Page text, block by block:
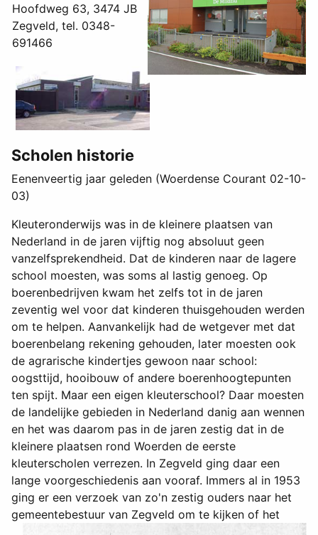
Hoofdweg 63, 3474 JB
Zegveld, tel. 0348-
691466
Scholen historie
Eenenveertig jaar geleden (Woerdense Courant 02-10-
03)
Kleuteronderwijs was in de kleinere plaatsen van
Nederland in de jaren vijftig nog absoluut geen
vanzelfsprekendheid. Dat de kinderen naar de lagere
school moesten, was soms al lastig genoeg. Op
boerenbedrijven kwam het zelfs tot in de jaren
zeventig wel voor dat kinderen thuisgehouden werden
om te helpen. Aanvankelijk had de wetgever met dat
boerenbelang rekening gehouden, later moesten ook
de agrarische kindertjes gewoon naar school:
oogsttijd, hooibouw of andere boerenhoogtepunten
ten spijt. Maar een eigen kleuterschool? Daar moesten
de landelijke gebieden in Nederland danig aan wennen
en het was daarom pas in de jaren zestig dat in de
kleinere plaatsen rond Woerden de eerste
kleuterscholen verrezen. In Zegveld ging daar een
lange voorgeschiedenis aan vooraf. Immers al in 1953
ging er een verzoek van zo'n zestig ouders naar het
gemeentebestuur van Zegveld om te kijken of het